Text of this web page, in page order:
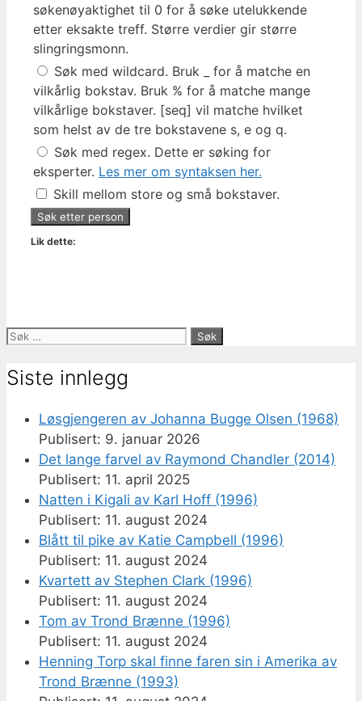
søkenøyaktighet til 0 for å søke utelukkende
etter eksakte treff. Større verdier gir større
slingringsmonn.
Søk med wildcard. Bruk _ for å matche en
vilkårlig bokstav. Bruk % for å matche mange
vilkårlige bokstaver. [seq] vil matche hvilket
som helst av de tre bokstavene s, e og q.
Søk med regex. Dette er søking for
eksperter. Les mer om syntaksen her.
Skill mellom store og små bokstaver.
Lik dette:
Søk
Siste innlegg
Løsgjengeren av Johanna Bugge Olsen (1968)
9. januar 2026
Det lange farvel av Raymond Chandler (2014)
11. april 2025
Natten i Kigali av Karl Hoff (1996)
11. august 2024
Blått til pike av Katie Campbell (1996)
11. august 2024
Kvartett av Stephen Clark (1996)
11. august 2024
Tom av Trond Brænne (1996)
11. august 2024
Henning Torp skal finne faren sin i Amerika av
Trond Brænne (1993)